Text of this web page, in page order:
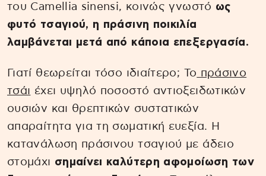
του Camellia sinensi, κοινώς γνωστό ως
φυτό τσαγιού, η πράσινη ποικιλία
λαμβάνεται μετά από κάποια επεξεργασία.
Γιατί θεωρείται τόσο ιδιαίτερο; Το πράσινο
τσάι έχει υψηλό ποσοστό αντιοξειδωτικών
ουσιών και θρεπτικών συστατικών
απαραίτητα για τη σωματική ευεξία. Η
κατανάλωση πράσινου τσαγιού με άδειο
στομάχι σημαίνει καλύτερη αφομοίωση των